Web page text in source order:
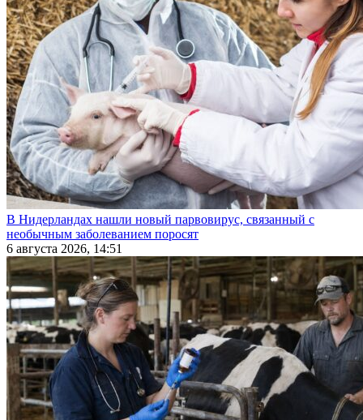
В Нидерландах нашли новый парвовирус, связанный с
необычным заболеванием поросят
6 августа 2026, 14:51